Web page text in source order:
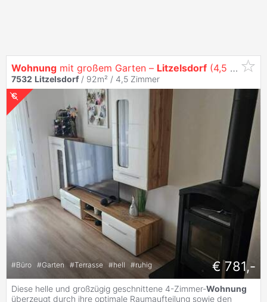
Wohnung mit großem Garten – Litzelsdorf (4,5 Zimmer)
7532 Litzelsdorf / 92m² / 4,5 Zimmer
#Büro #Garten #Terrasse #hell #ruhig € 781,-
Diese helle und großzügig geschnittene 4-Zimmer-Wohnung
überzeugt durch ihre optimale Raumaufteilung sowie den